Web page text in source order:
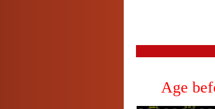
Age